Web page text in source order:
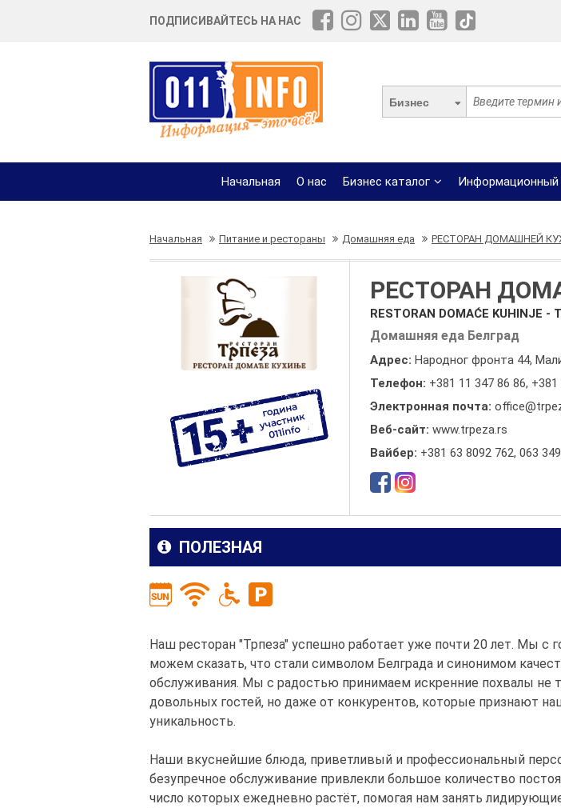
ПОДПИСИВАЙТЕСЬ НА НАС
Бизнес
Начальная О нас Бизнес каталог Информационный
Начальная Питание и рестораны Домашняя еда РЕСТОРАН ДОМАШНЕЙ
РЕСТОРАН
RESTORAN DOMAĆE KUHINJE -
Домашняя еда Белград
Адрес: Народног фронта 44,
Телефон: +381 11 347 86 86, +381
Электронная почта:
Веб-сайт: www.trpeza.rs
Вайбер: +381 63 8092 762, 063
ПОЛЕЗНАЯ
Наш ресторан "Трпеза" успешно работает уже почти 20 лет. Мы с
можем сказать, что стали символом Белграда и синонимом
обслуживания. Мы с радостью принимаем искренние похвалы не
довольных гостей, но даже от конкурентов, которые признают
уникальность.
Наши вкуснейшие блюда, приветливый и профессиональный
безупречное обслуживание привлекли большое количество
число которых ежедневно растёт, помогая нам занять